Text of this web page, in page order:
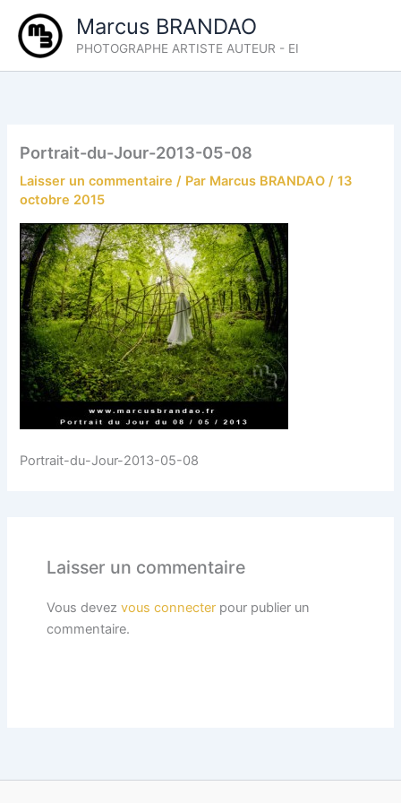
contenu
Marcus BRANDAO
PHOTOGRAPHE ARTISTE AUTEUR - EI
Portrait-du-Jour-2013-05-08
Laisser un commentaire / Par Marcus BRANDAO/13
octobre 2015
Portrait-du-Jour-2013-05-08
Laisser un commentaire
Vous devez vous connecterpour publier un
commentaire.